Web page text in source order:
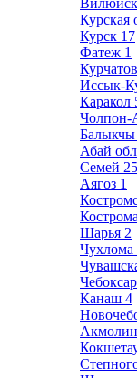
Вилюйск
Курская
Курск 17
Фатеж 1
Курчатов
Иссык-
Каракол
Чолпон-
Балыкчы
Абай
Семей 25
Аягоз 1
Кострома
Шарья 2
Чухлома
Канаш 4